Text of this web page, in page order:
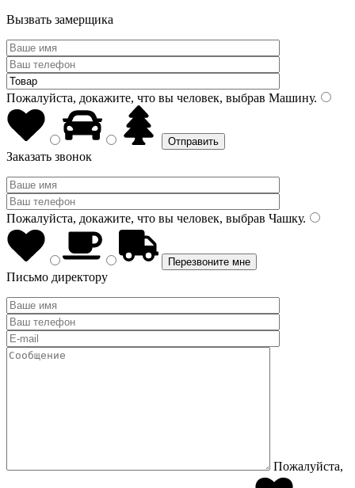
Вызвать замерщика
Пожалуйста, докажите, что вы человек, выбрав Машину.
Заказать звонок
Пожалуйста, докажите, что вы человек, выбрав Чашку.
Письмо директору
Пожалуйста,